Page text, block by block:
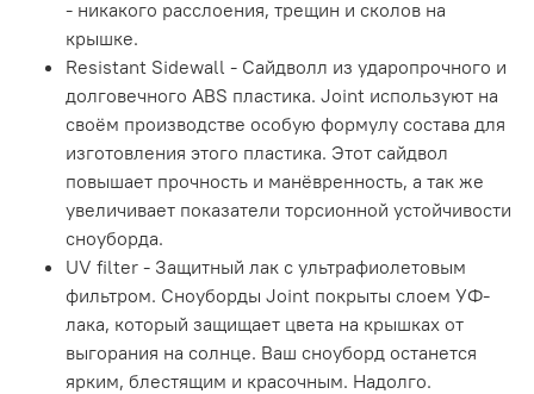
- никакого расслоения, трещин и сколов на
крышке.
Resistant Sidewall - Cайдволл из ударопрочного и
долговечного ABS пластика. Joint используют на
своём производстве особую формулу состава для
изготовления этого пластика. Этот сайдвол
повышает прочность и манёвренность, а так же
увеличивает показатели торсионной устойчивости
сноуборда.
UV filter - Защитный лак с ультрафиолетовым
фильтром. Сноуборды Joint покрыты слоем УФ-
лака, который защищает цвета на крышках от
выгорания на солнце. Ваш сноуборд останется
ярким, блестящим и красочным. Надолго.